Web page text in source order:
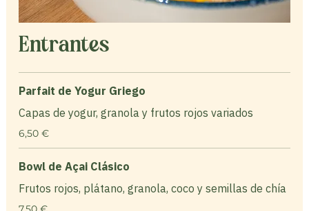
Entrantes
Parfait de Yogur Griego
Capas de yogur, granola y frutos rojos variados
6,50 €
Bowl de Açai Clásico
Frutos rojos, plátano, granola, coco y semillas de chía